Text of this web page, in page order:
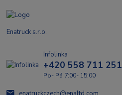
Enatruck s.r.o.
Infolinka
+420 558 711 251
Po- Pá 7:00- 15:00